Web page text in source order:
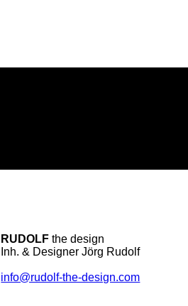
RUDOLF the design
Inh. & Designer Jörg Rudolf
info@rudolf-the-design.com